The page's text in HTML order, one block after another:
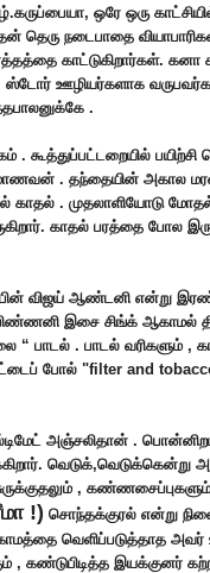
ஒரே ஒரு
தெரு நடைபாதை
காட்டுகிறார்கள்.
ஸ்டோர் ஊழியர்களாக
.
. கூத்துப்பட்டறையில் பயிற்சி
மாணவன் . தந்தையின் அகால
காதல் . முதலாளியோடு
காதல் பரத்தை போல
. பின் விஜய் ஆண்டனி என்று
இசை சிங்க் ஆகாமல்
“ பாடல் . பாடல் வரிகளும் ,
போல் "filter and
அஞ்சலிதான் .
வெடுக்,வெடுக்கென்று
சுருக்குதலும் ,
!) சொந்தக்குரல் என்று
வெளிப்படுத்தாத அவர்
கண்டுபிடித்த இயக்குனர்